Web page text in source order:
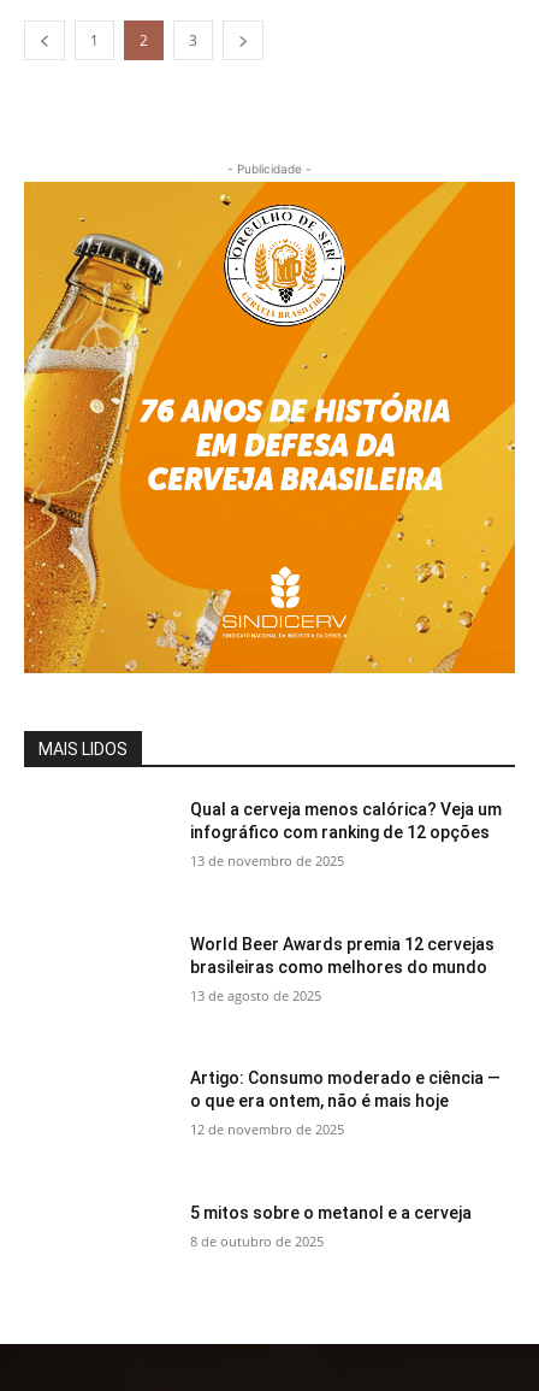
1 2 3
- Publicidade -
MAIS LIDOS
Qual a cerveja menos calórica? Veja um
infográfico com ranking de 12 opções
13 de novembro de 2025
World Beer Awards premia 12 cervejas
brasileiras como melhores do mundo
13 de agosto de 2025
Artigo: Consumo moderado e ciência —
o que era ontem, não é mais hoje
12 de novembro de 2025
5 mitos sobre o metanol e a cerveja
8 de outubro de 2025